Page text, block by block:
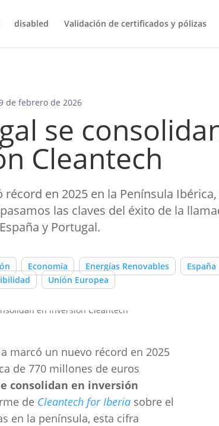
disabled Validación de certificados y pólizas
de febrero de 2026
se
Cleantech
en 2025 en la Península
las claves del éxito de la
y Portugal.
Economía Energías Renovables
España
Unión Europea
marcó un nuevo récord en 2025
de 770 millones de euros
consolidan en inversión
de Cleantech for Iberia sobre el
en la península, esta cifra